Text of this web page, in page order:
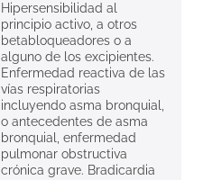
Hipersensibilidad al
principio activo, a otros
betabloqueadores o a
alguno de los excipientes.
Enfermedad reactiva de las
vías respiratorias
incluyendo asma bronquial,
o antecedentes de asma
bronquial, enfermedad
pulmonar obstructiva
crónica grave. Bradicardia